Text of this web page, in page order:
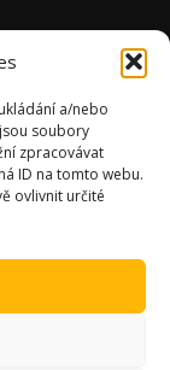
a/nebo
soubory
zpracovávat
ID na tomto webu.
ovlivnit určité